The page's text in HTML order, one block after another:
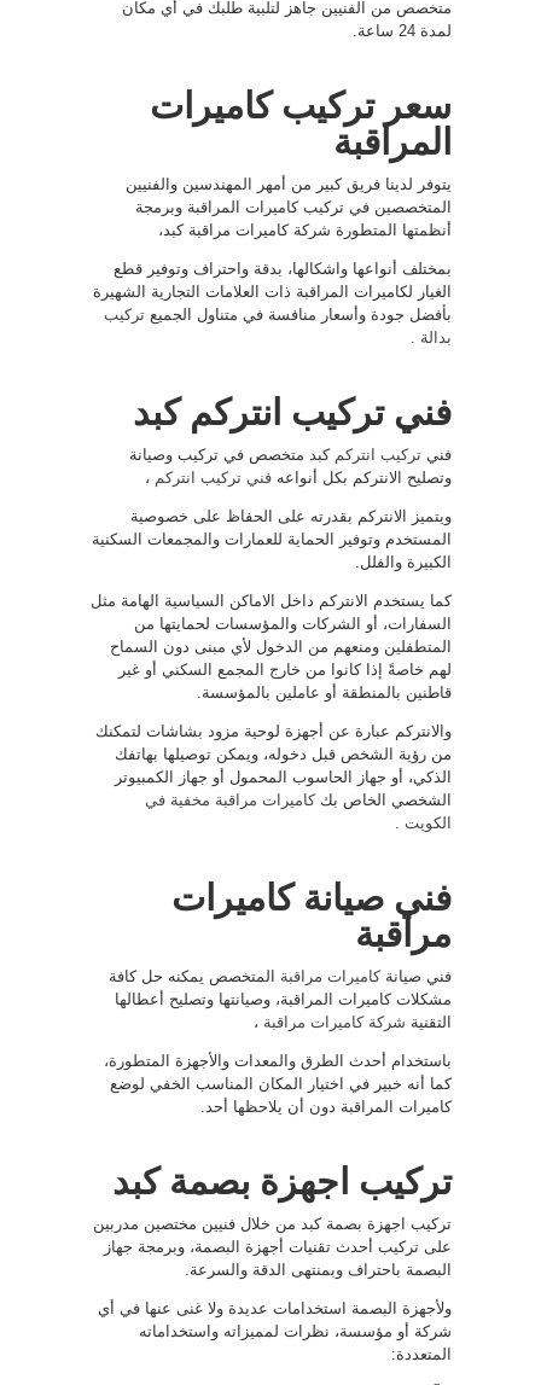
متخصص من الفنيين جاهز لتلبية طلبك في أي مكان
لمدة 24 ساعة.
سعر تركيب كاميرات
المراقبة
يتوفر لدينا فريق كبير من أمهر المهندسين والفنيين
المتخصصين في تركيب كاميرات المراقبة وبرمجة
أنظمتها المتطورة شركة كاميرات مراقبة كبد،
بمختلف أنواعها واشكالها، بدقة واحتراف وتوفير قطع
الغيار لكاميرات المراقبة ذات العلامات التجارية الشهيرة
بأفضل جودة وأسعار منافسة في متناول الجميع تركيب
بدالة
فني تركيب انتركم كبد
فني تركيب انتركم كبد متخصص في تركيب وصيانة
وتصليح الانتركم بكل أنواعه فني تركيب انتركم ،
ويتميز الانتركم بقدرته على الحفاظ على خصوصية
المستخدم وتوفير الحماية للعمارات والمجمعات السكنية
الكبيرة والفلل.
كما يستخدم الانتركم داخل الاماكن السياسية الهامة مثل
السفارات، أو الشركات والمؤسسات لحمايتها من
المتطفلين ومنعهم من الدخول لأي مبنى دون السماح
لهم خاصةً إذا كانوا من خارج المجمع السكني أو غير
قاطنين بالمنطقة أو عاملين بالمؤسسة.
والانتركم عبارة عن أجهزة لوحية مزود بشاشات لتمكنك
من رؤية الشخص قبل دخوله، ويمكن توصيلها بهاتفك
الذكي، أو جهاز الحاسوب المحمول أو جهاز الكمبيوتر
الشخصي الخاص بككاميرات مراقبة مخفية في
الكويت
فني صيانة كاميرات
مراقبة
فني صيانةكاميرات مراقبة المتخصص يمكنه حل كافة
مشكلات كاميرات المراقبة، وصيانتها وتصليح أعطالها
التقنية شركة كاميرات مراقبة ،
باستخدام أحدث الطرق والمعدات والأجهزة المتطورة،
كما أنه خبير في اختيار المكان المناسب الخفي لوضع
كاميرات المراقبة دون أن يلاحظها أحد.
تركيب اجهزة بصمة كبد
تركيب اجهزة بصمة كبد من خلال فنيين مختصين مدربين
على تركيب أحدث تقنيات أجهزة البصمة، وبرمجة جهاز
البصمة باحتراف وبمنتهى الدقة والسرعة.
ولأجهزة البصمة استخدامات عديدة ولا غنى عنها في أي
شركة أو مؤسسة، نظرات لمميزاته واستخداماته
المتعددة: